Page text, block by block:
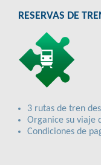
RESERVAS DE
3 rutas de tren
Organice su viaje
Condiciones de